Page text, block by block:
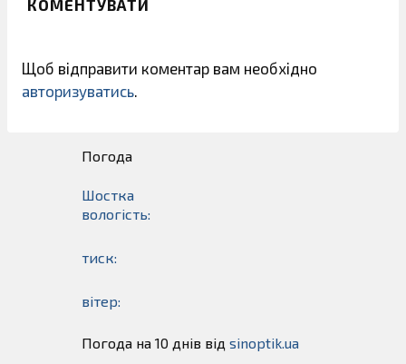
КОМЕНТУВАТИ
Щоб відправити коментар вам необхідно
авторизуватись
Погода
Шостка
вологість:
тиск:
вітер:
Погода на 10 днів від sinoptik.ua